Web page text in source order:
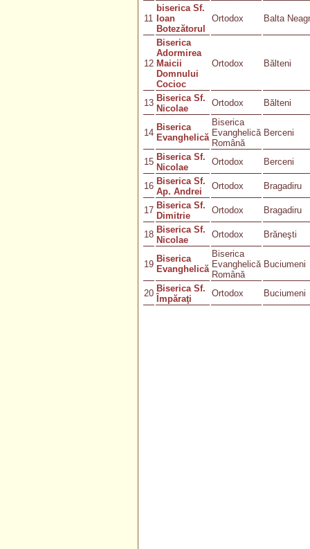
11
biserica Sf.
Ioan
Botezătorul
Ortodox Balta
12
Biserica
Adormirea
Maicii
Domnului
Cocioc
Ortodox Bălteni
13 Biserica Sf.
Nicolae
Ortodox Bălteni
14
Biserica
Evanghelică
Biserica
Evanghelică
Română
Berceni
15 Biserica Sf.
Nicolae
Ortodox Berceni
16 Biserica Sf.
Ap. Andrei
Ortodox Bragadiru
17 Biserica Sf.
Dimitrie
Ortodox Bragadiru
18 Biserica Sf.
Nicolae
Ortodox Brăneşti
19
Biserica
Evanghelică
Biserica
Evanghelică
Română
Buciumeni
20 Biserica Sf.
Împăraţi
Ortodox Buciumeni